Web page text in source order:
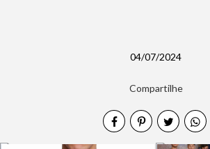
04/07/2024
Compartilhe